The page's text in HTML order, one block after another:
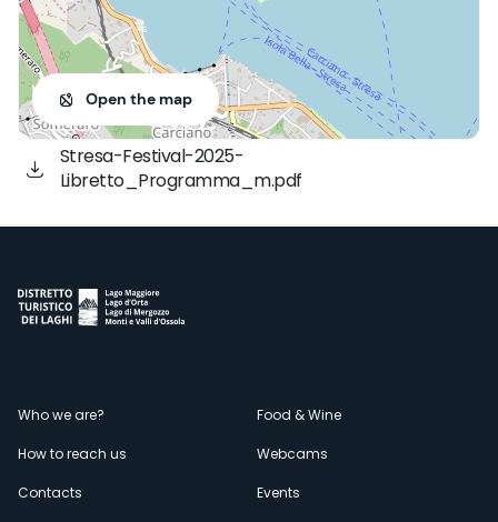
Open the map
Stresa-Festival-2025-
Libretto_Programma_m.pdf
Menù
secondario
Who we are?
How to reach us
Contacts
Food & Wine
Webcams
Events